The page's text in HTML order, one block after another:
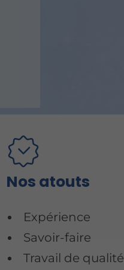
Nos atouts
Expérience
Savoir-faire
Travail de qualité